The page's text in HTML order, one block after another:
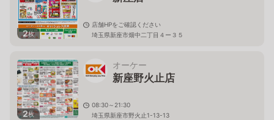
2枚
店舗HPをご確認ください
埼玉県新座市畑中二丁目４ー３５
2枚
オーケー
新座野火止店
08:30～21:30
埼玉県新座市野火止1-13-13